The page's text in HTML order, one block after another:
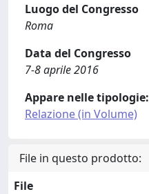
Luogo del Congresso
Roma
Data del Congresso
7-8 aprile 2016
Appare nelle tipologie:
Relazione (in Volume)
File in questo prodotto:
File